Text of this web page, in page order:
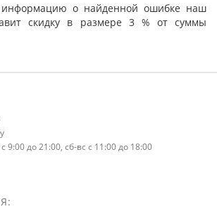
о найденной ошибке наш
скидку в размере 3 % от суммы
9:00 до 21:00, сб-вс с 11:00 до 18:00